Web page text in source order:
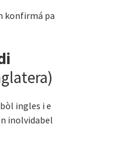
konfirmá pa
ingles i e
inolvidabel